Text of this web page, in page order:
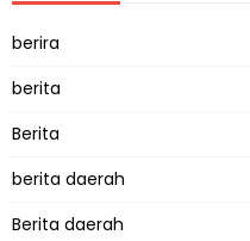
berira
berita
Berita
berita daerah
Berita daerah